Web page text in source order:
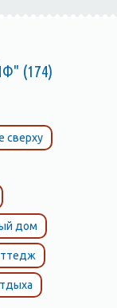
(174)
сверху
дом